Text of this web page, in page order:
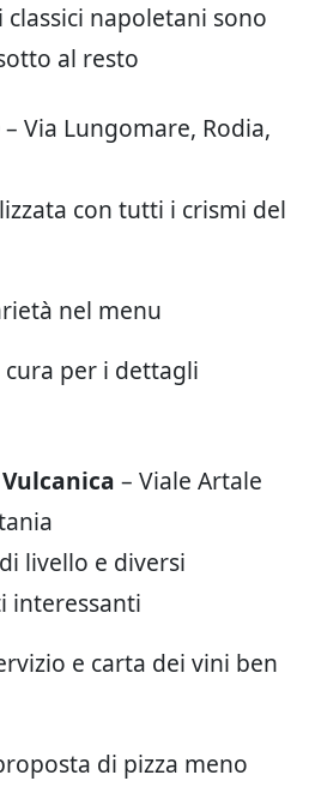
napoletani sono
al resto
– Via Lungomare, Rodia,
con tutti i crismi del
nel menu
cura per i dettagli
– Viale Artale
livello e diversi
interessanti
e carta dei vini ben
di pizza meno